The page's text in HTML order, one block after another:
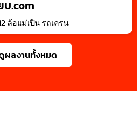
บ.com
ล้อแม่เปิน รถเครน
ผลงานทั้งหมด